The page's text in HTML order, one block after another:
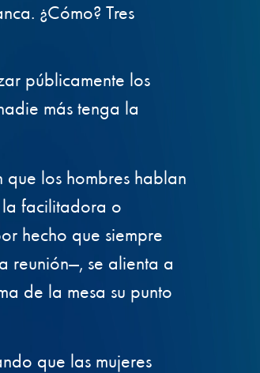
¿Cómo? Tres
públicamente los
más tenga la
los hombres hablan
la facilitadora o
hecho que siempre
reunión—, se alienta a
de la mesa su punto
que las mujeres